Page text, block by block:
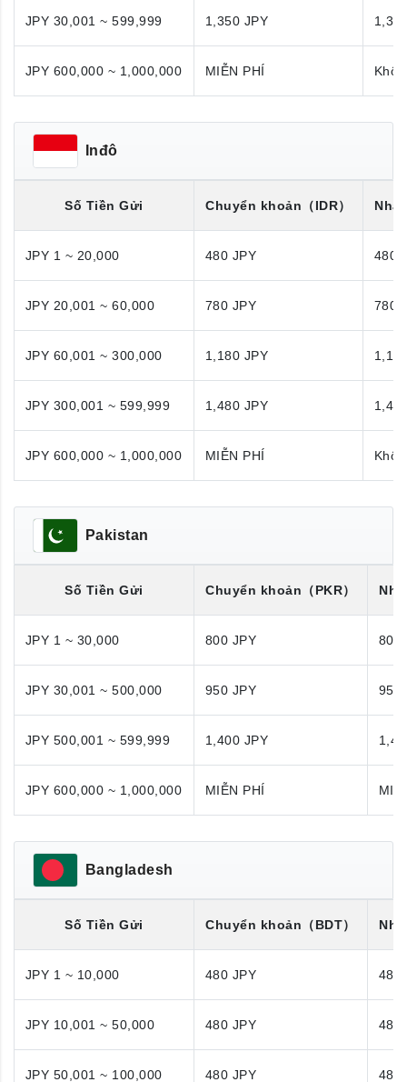
JPY 30,001 ~ 599,999 1,350 JPY
JPY 600,000 ~ 1,000,000 MIỄN PHÍ
Inđô
Số Tiền Gửi Chuyển khoản （IDR）
JPY 1 ~ 20,000 480 JPY 480
JPY 20,001 ~ 60,000 780 JPY 780
JPY 60,001 ~ 300,000 1,180 JPY
JPY 300,001 ~ 599,999 1,480 JPY
JPY 600,000 ~ 1,000,000 MIỄN PHÍ
Pakistan
Số Tiền Gửi Chuyển khoản （PKR）
JPY 1 ~ 30,000 800 JPY 800
JPY 30,001 ~ 500,000 950 JPY 950
JPY 500,001 ~ 599,999 1,400 JPY
JPY 600,000 ~ 1,000,000 MIỄN PHÍ
Bangladesh
Số Tiền Gửi Chuyển khoản （BDT）
JPY 1 ~ 10,000 480 JPY 480
JPY 10,001 ~ 50,000 480 JPY 480
JPY 50,001 ~ 100,000 480 JPY 480